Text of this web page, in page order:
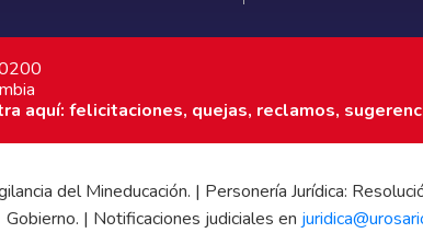
aquí: felicitaciones, quejas, reclamos,
del Mineducación. | Personería Jurídica:
Gobierno. | Notificaciones judiciales en